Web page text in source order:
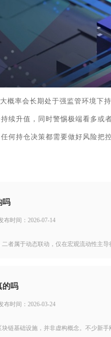
概率会长期处于强监管环境下
续升值，同时警惕极端看多或
何持仓决策都需要做好风险把
吗
布时间：2026-07-14
者属于动态联动，仅在宏观流动性主
的吗
布时间：2026-03-24
链基础设施，并非虚构概念。不少新